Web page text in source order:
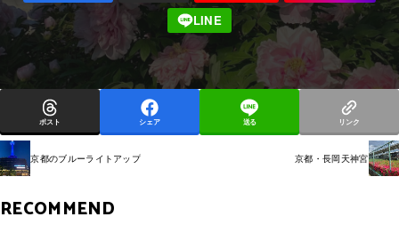
ポスト シェア 送る リンク
京都のブルーライトアップ 京都・長岡天神宮
RECOMMEND